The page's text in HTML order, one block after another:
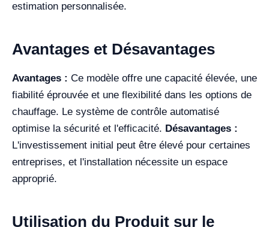
estimation personnalisée.
Avantages et Désavantages
Avantages : Ce modèle offre une capacité élevée, une
fiabilité éprouvée et une flexibilité dans les options de
chauffage. Le système de contrôle automatisé
optimise la sécurité et l'efficacité. Désavantages :
L'investissement initial peut être élevé pour certaines
entreprises, et l'installation nécessite un espace
approprié.
Utilisation du Produit sur le